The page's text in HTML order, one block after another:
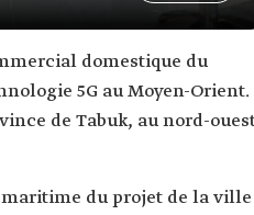
domestique du
5G au Moyen-Orient.
de Tabuk, au nord-
du projet de la ville